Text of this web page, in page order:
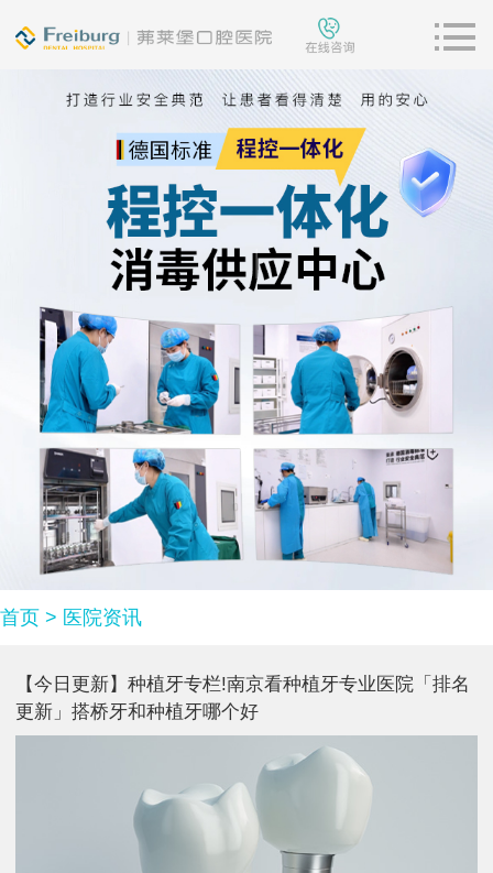
首页 > 医院资讯
【今日更新】种植牙专栏!南京看种植牙专业医院「排名
更新」搭桥牙和种植牙哪个好